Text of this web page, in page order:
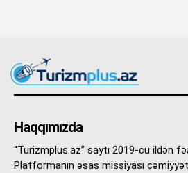
Haqqımızda
“Turizmplus.az” saytı 2019-cu ildən
Platformanın əsas missiyası